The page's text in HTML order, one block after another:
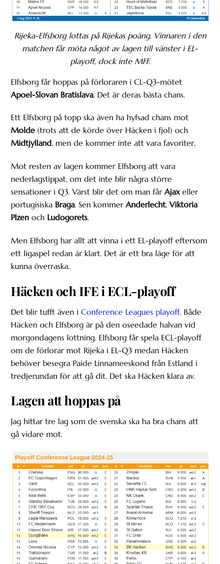
Rijeka-Elfsborg lottas på Rijekas poäng. Vinnaren i den
matchen får möta något av lagen till vänster i EL-
playoff, dock inte MFF.
Elfsborg får hoppas på förloraren i CL-Q3-mötet
Apoel-Slovan Bratislava. Det är deras bästa chans.
Ett Elfsborg på topp ska även ha hyfsad chans mot
Molde (trots att de körde över Häcken i fjol) och
Midtjylland, men de kommer inte att vara favoriter.
Mot resten av lagen kommer Elfsborg att vara
nederlagstippat, om det inte blir några större
sensationer i Q3. Värst blir det om man fårAjaxeller
portugisiska Braga. Sen kommerAnderlecht,Viktoria
Plzen och Ludogorets.
Men Elfsborg har allt att vinna i ett EL-playoff eftersom
ett ligaspel redan är klart. Det är ett bra läge för att
kunna överraska.
Häcken och IFE i ECL-playoff
Det blir tufft även iConference Leagues playoff. Både
Häcken och Elfsborg är på den oseedade halvan vid
morgondagens lottning. Elfsborg får spela ECL-playoff
om de förlorar mot Rijeka i EL-Q3 medan Häcken
behöver besegra Paide Linnameeskond från Estland i
tredjerundan för att gå dit. Det ska Häcken klara av.
Lagen att hoppas på
Jag hittar tre lag som de svenska ska ha bra chans att
gå vidare mot.